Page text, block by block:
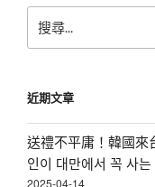
尋
字:
近期文章
送禮不平庸！韓國來
인이 대만에서 꼭 사
2025-04-14